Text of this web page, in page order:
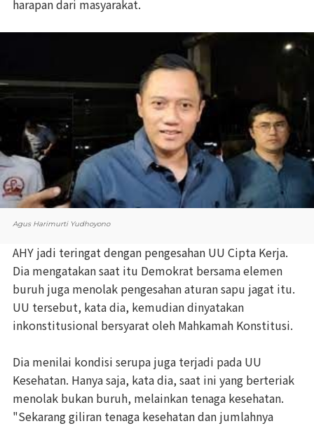
harapan dari masyarakat.
Agus Harimurti Yudhoyono
AHY jadi teringat dengan pengesahan UU Cipta Kerja.
Dia mengatakan saat itu Demokrat bersama elemen
buruh juga menolak pengesahan aturan sapu jagat itu.
UU tersebut, kata dia, kemudian dinyatakan
inkonstitusional bersyarat oleh Mahkamah Konstitusi.
Dia menilai kondisi serupa juga terjadi pada UU
Kesehatan. Hanya saja, kata dia, saat ini yang berteriak
menolak bukan buruh, melainkan tenaga kesehatan.
"Sekarang giliran tenaga kesehatan dan jumlahnya